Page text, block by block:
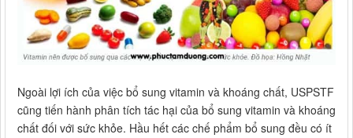
Ngoài lợi ích của việc bổ sung vitamin và khoáng chất, USPSTF
cũng tiến hành phân tích tác hại của bổ sung vitamin và khoáng
chất đối với sức khỏe. Hầu hết các chế phẩm bổ sung đều có ít